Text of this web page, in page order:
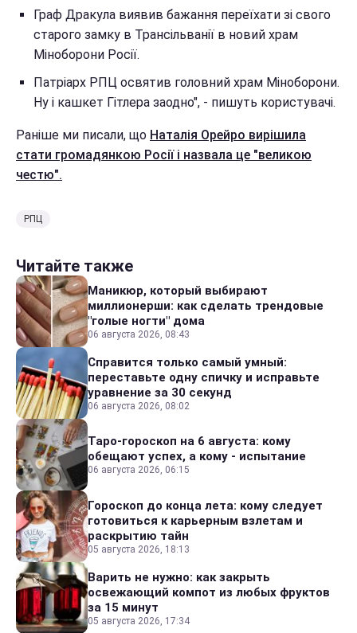
Граф Дракула виявив бажання переїхати зі свого
старого замку в Трансільванії в новий храм
Міноборони Росії.
Патріарх РПЦ освятив головний храм Міноборони.
Ну і кашкет Гітлера заодно", - пишуть користувачі.
Раніше ми писали, що Наталія Орейро вирішила
стати громадянкою Росії і назвала це "великою
честю".
РПЦ
Читайте также
Маникюр, который выбирают
миллионерши: как сделать трендовые
"голые ногти" дома
06 августа 2026, 08:43
Справится только самый умный:
переставьте одну спичку и исправьте
уравнение за 30 секунд
06 августа 2026, 08:02
Таро-гороскоп на 6 августа: кому
обещают успех, а кому - испытание
06 августа 2026, 06:15
Гороскоп до конца лета: кому следует
готовиться к карьерным взлетам и
раскрытию тайн
05 августа 2026, 18:13
Варить не нужно: как закрыть
освежающий компот из любых фруктов
за 15 минут
05 августа 2026, 17:34